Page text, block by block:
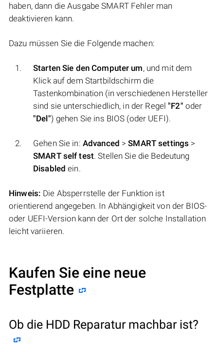
haben, dann die Ausgabe SMART Fehler man
deaktivieren kann.
Dazu müssen Sie die Folgende machen:
Starten Sie den Computer um, und mit dem
Klick auf dem Startbildschirm die
Tastenkombination (in verschiedenen Hersteller
sind sie unterschiedlich, in der Regel"F2" oder
"Del") gehen Sie ins BIOS (oder UEFI).
Gehen Sie in: Аdvanced >SMART settings >
SMART self test. Stellen Sie die Bedeutung
Disabled ein.
Hinweis: Die Absperrstelle der Funktion ist
orientierend angegeben. In Abhängigkeit von der BIOS-
oder UEFI-Version kann der Ort der solche Installation
leicht variieren.
Kaufen Sie eine neue
Festplatte
Ob die HDD Reparatur machbar ist?